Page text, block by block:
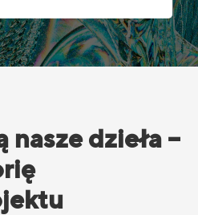
nasze dzieła –